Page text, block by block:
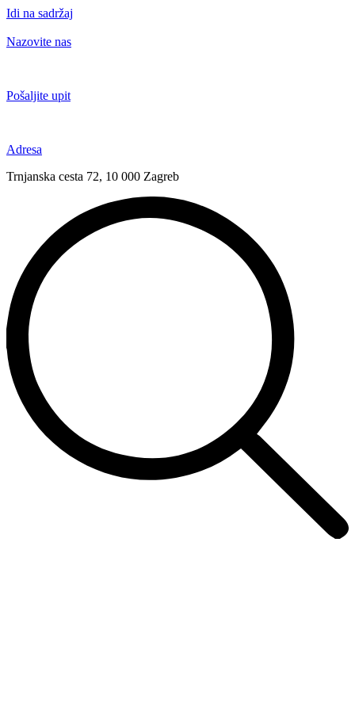
Idi na sadržaj
Nazovite nas
Pošaljite upit
Adresa
Trnjanska cesta 72, 10 000 Zagreb